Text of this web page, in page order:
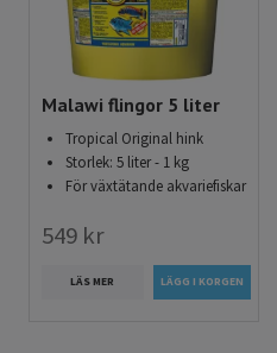
Malawi flingor 5 liter
Tropical Original hink
Storlek: 5 liter - 1 kg
För växtätande akvariefiskar
549 kr
LÄS MER